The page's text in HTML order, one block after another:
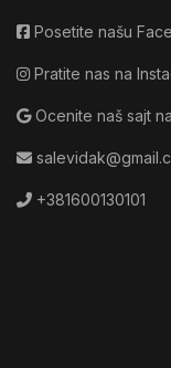
Posetite našu
Pratite nas na
Ocenite naš sajt
+381600130101